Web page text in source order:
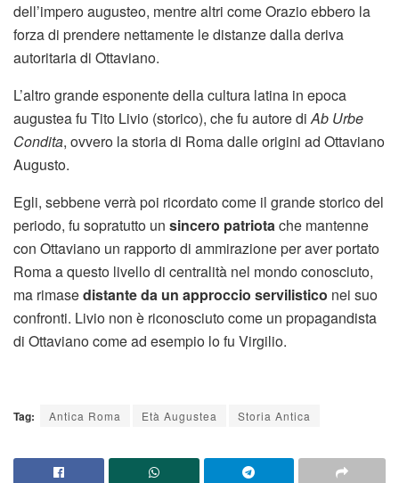
dell’impero augusteo, mentre altri come Orazio ebbero la
forza di prendere nettamente le distanze dalla deriva
autoritaria di Ottaviano.
L’altro grande esponente della cultura latina in epoca
augustea fu Tito Livio (storico), che fu autore diAb Urbe
Condita, ovvero la storia di Roma dalle origini ad Ottaviano
Augusto.
Egli, sebbene verrà poi ricordato come il grande storico del
periodo, fu sopratutto un sincero patriotache mantenne
con Ottaviano un rapporto di ammirazione per aver portato
Roma a questo livello di centralità nel mondo conosciuto,
ma rimasedistante da un approccio servilistico nei suo
confronti. Livio non è riconosciuto come un propagandista
di Ottaviano come ad esempio lo fu Virgilio.
Tag: Antica Roma Età Augustea Storia Antica